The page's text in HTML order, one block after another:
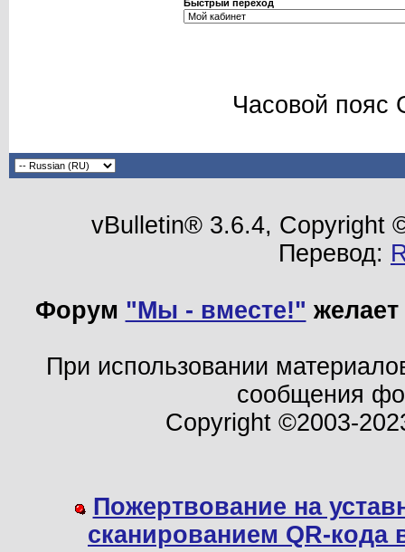
Быстрый переход
Часовой пояс
vBulletin® 3.6.4, Copyright
Перевод:
Форум "Мы - вместе!"
При использовании
сообщения
Copyright ©2003-
Пожертвование на
сканированием QR-